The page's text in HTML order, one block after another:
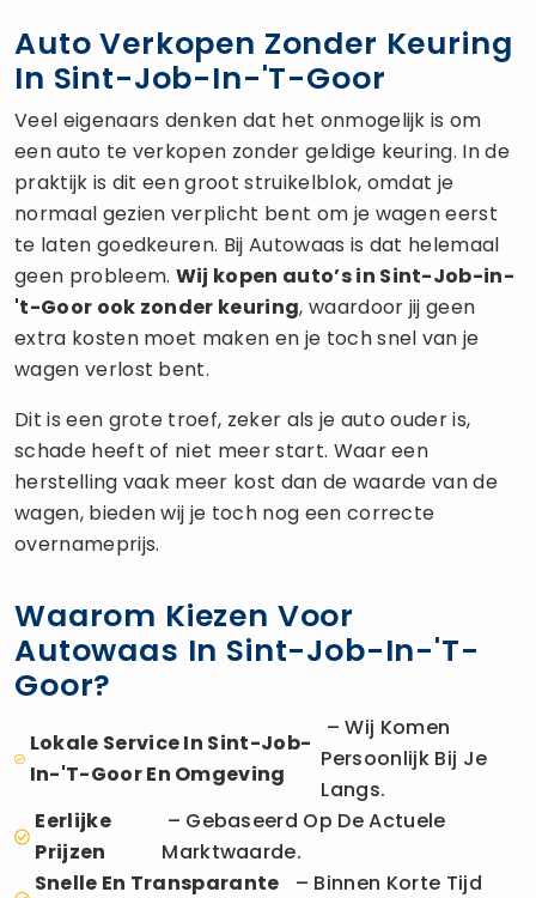
Auto Verkopen Zonder Keuring
In Sint-Job-In-'t-Goor
Veel eigenaars denken dat het onmogelijk is om
een auto te verkopen zonder geldige keuring. In de
praktijk is dit een groot struikelblok, omdat je
normaal gezien verplicht bent om je wagen eerst
te laten goedkeuren. Bij Autowaas is dat helemaal
geen probleem. Wij kopen auto’s in Sint-Job-in-
't-Goor ook zonder keuring, waardoor jij geen
extra kosten moet maken en je toch snel van je
wagen verlost bent.
Dit is een grote troef, zeker als je auto ouder is,
schade heeft of niet meer start. Waar een
herstelling vaak meer kost dan de waarde van de
wagen, bieden wij je toch nog een correcte
overnameprijs.
Waarom Kiezen Voor
Autowaas In Sint-Job-In-'t-
Goor?
Lokale Service In Sint-Job-
In-'t-Goor En Omgeving
– Wij Komen
Persoonlijk Bij Je
Langs.
Eerlijke
Prijzen
– Gebaseerd Op De Actuele
Marktwaarde.
Snelle En Transparante
– Binnen Korte Tijd